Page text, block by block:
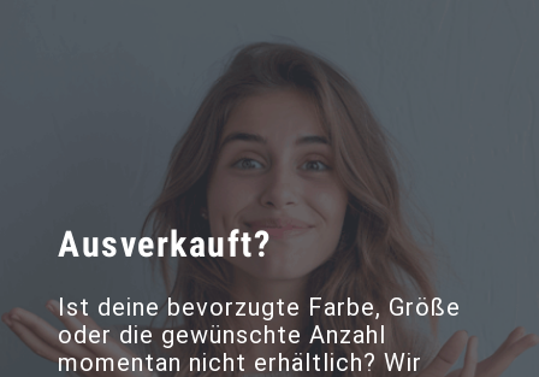
Ausverkauft?
Ist deine bevorzugte Farbe, Größe
oder die gewünschte Anzahl
momentan nicht erhältlich? Wir